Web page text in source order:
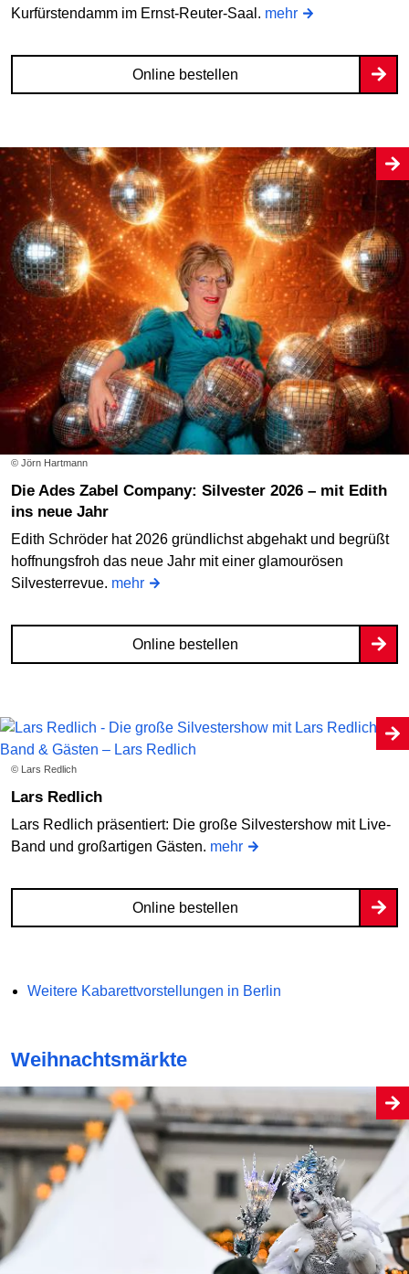
Kurfürstendamm im Ernst-Reuter-Saal. mehr
Online bestellen
© Jörn Hartmann
Die Ades Zabel Company: Silvester 2026 – mit Edith
ins neue Jahr
Edith Schröder hat 2026 gründlichst abgehakt und begrüßt
hoffnungsfroh das neue Jahr mit einer glamourösen
Silvesterrevue. mehr
Online bestellen
© Lars Redlich
Lars Redlich
Lars Redlich präsentiert: Die große Silvestershow mit Live-
Band und großartigen Gästen. mehr
Online bestellen
Weitere Kabarettvorstellungen in Berlin
Weihnachtsmärkte